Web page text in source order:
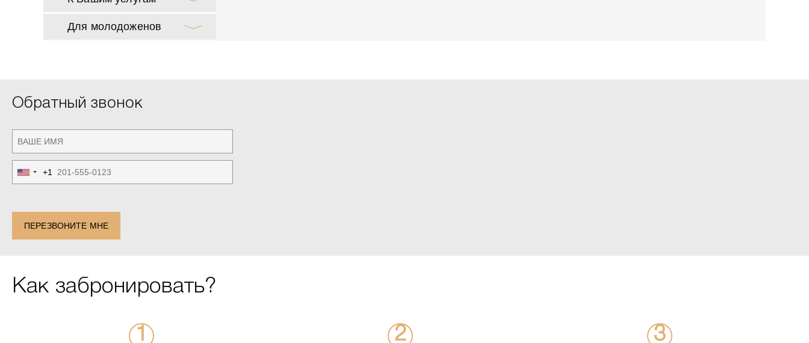
Для молодоженов
Обратный звонок
United
States
+1
ПЕРЕЗВОНИТЕ МНЕ
Как забронировать?